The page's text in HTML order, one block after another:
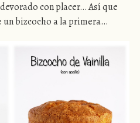
con placer… Así que
un bizcocho a la primera…